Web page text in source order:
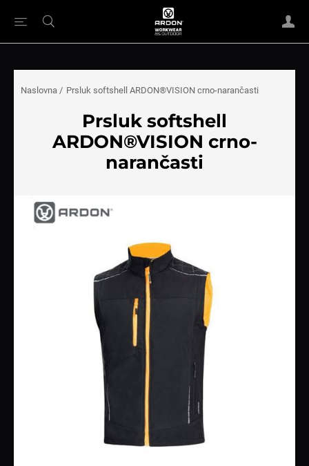
Naslovna / Prsluk softshell ARDON®VISION crno-narančasti
Prsluk softshell
ARDON®VISION crno-
narančasti